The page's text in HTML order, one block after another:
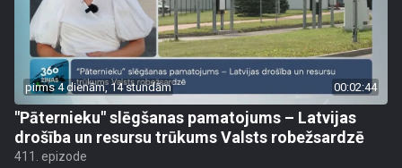
pirms 4 dienām, 14 stundām 00:02:44
"Pāternieku" slēgšanas pamatojums – Latvijas
drošība un resursu trūkums Valsts robežsardzē
411. epizode